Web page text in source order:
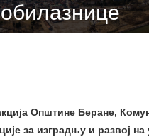
обилазнице
Општине Беране,
за изградњу и развој